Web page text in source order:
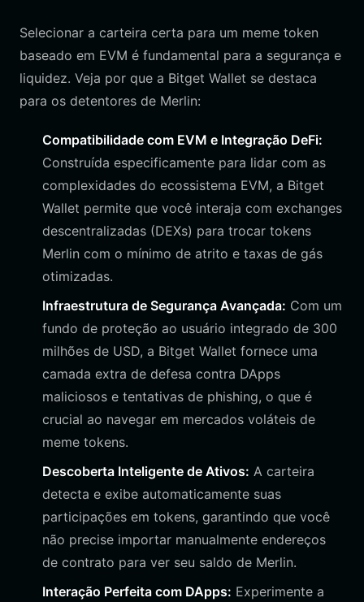
Selecionar a carteira certa para um meme token
baseado em EVM é fundamental para a segurança e
liquidez. Veja por que a Bitget Wallet se destaca
para os detentores de Merlin:
Compatibilidade com EVM e Integração DeFi:
Construída especificamente para lidar com as
complexidades do ecossistema EVM, a Bitget
Wallet permite que você interaja com exchanges
descentralizadas (DEXs) para trocar tokens
Merlin com o mínimo de atrito e taxas de gás
otimizadas.
Infraestrutura de Segurança Avançada: Com um
fundo de proteção ao usuário integrado de 300
milhões de USD, a Bitget Wallet fornece uma
camada extra de defesa contra DApps
maliciosos e tentativas de phishing, o que é
crucial ao navegar em mercados voláteis de
meme tokens.
Descoberta Inteligente de Ativos: A carteira
detecta e exibe automaticamente suas
participações em tokens, garantindo que você
não precise importar manualmente endereços
de contrato para ver seu saldo de Merlin.
Interação Perfeita com DApps: Experimente a